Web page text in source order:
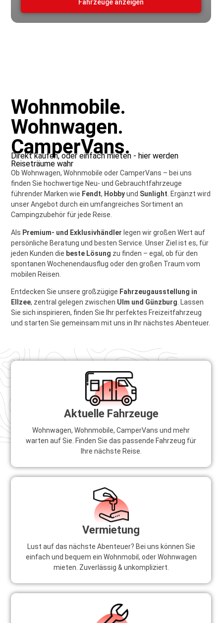
Fahrzeuge anzeigen
Wohnmobile.
Wohnwagen.
CamperVans.
Direkt kaufen, oder einfach mieten - hier werden
Reiseträume wahr
Ob Wohnwagen, Wohnmobile oder CamperVans – bei uns
finden Sie hochwertige Neu- und Gebrauchtfahrzeuge
führender Marken wie Fendt, Hobbyund Sunlight. Ergänzt wird
unser Angebot durch ein umfangreiches Sortiment an
Campingzubehör für jede Reise.
Als Premium- und Exklusivhändler legen wir großen Wert auf
persönliche Beratung und besten Service. Unser Ziel ist es, für
jeden Kunden die beste Lösung zu finden – egal, ob für den
spontanen Wochenendausflug oder den großen Traum vom
mobilen Reisen.
Entdecken Sie unsere großzügige Fahrzeugausstellung in
Ellzee, zentral gelegen zwischen Ulm und Günzburg. Lassen
Sie sich inspirieren, finden Sie Ihr perfektes Freizeitfahrzeug
und starten Sie gemeinsam mit uns in Ihr nächstes Abenteuer.
Aktuelle Fahrzeuge
Wohnwagen, Wohnmobile, CamperVans und mehr
warten auf Sie. Finden Sie das passende Fahrzeug für
Ihre nächste Reise.
Vermietung
Lust auf das nächste Abenteuer? Bei uns können Sie
einfach und bequem ein Wohnmobil, oder Wohnwagen
mieten. Zuverlässig & unkompliziert.